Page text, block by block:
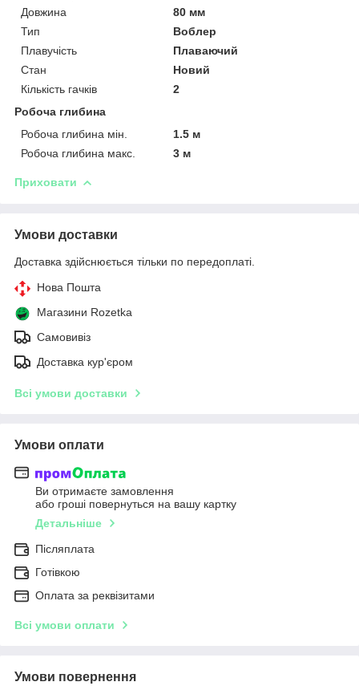
Довжина
80 мм
Тип
Воблер
Плавучість
Плаваючий
Стан
Новий
Кількість гачків
2
Робоча глибина
Робоча глибина мін.
1.5 м
Робоча глибина макс.
3 м
Приховати
Умови доставки
Доставка здійснюється тільки по передоплаті.
Нова Пошта
Магазини Rozetka
Самовивіз
Доставка кур'єром
Всі умови доставки
Умови оплати
Ви отримаєте замовлення
або гроші повернуться на вашу картку
Детальніше
Післяплата
Готівкою
Оплата за реквізитами
Всі умови оплати
Умови повернення